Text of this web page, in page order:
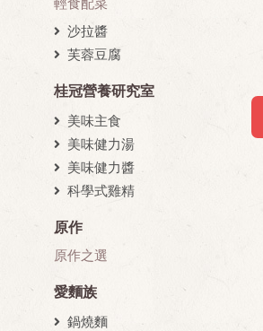
沙拉醬
芙蓉豆腐
桂冠營養研究室
美味主食
美味健力湯
美味健力醬
科學式雞精
原作
原作之選
愛麵族
鍋燒麵